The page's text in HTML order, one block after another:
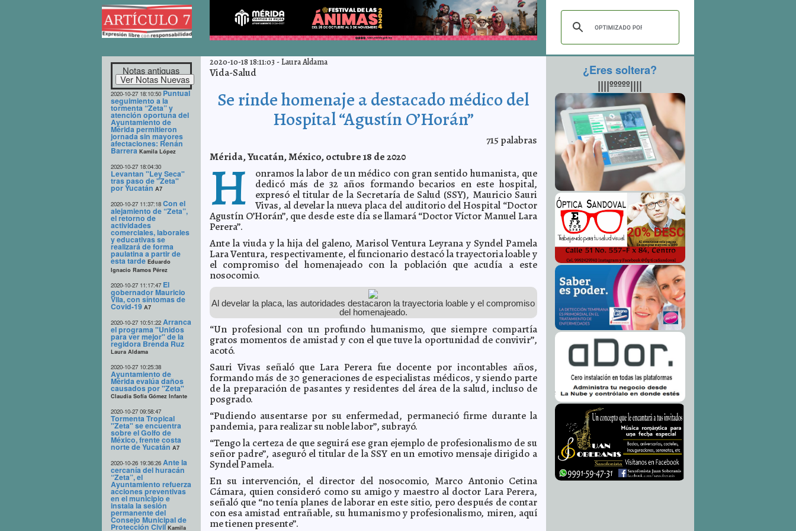
Notas antiguas
2020-10-27 18:10:50 Puntual
seguimiento a la
tormenta “Zeta” y
atención oportuna del
Ayuntamiento de
Mérida permitieron
jornada sin mayores
afectaciones: Renán
Barrera Kamila López
2020-10-27 18:04:30
Levantan "Ley Seca"
tras paso de "Zeta"
por Yucatán A7
2020-10-27 11:37:18 Con el
alejamiento de “Zeta”,
el retorno de
actividades
comerciales, laborales
y educativas se
realizará de forma
paulatina a partir de
esta tarde Eduardo
Ignacio Ramos Pérez
2020-10-27 11:17:47 El
gobernador Mauricio
Vila, con síntomas de
Covid-19 A7
2020-10-27 10:51:22 Arranca
el programa "Unidos
para ver mejor" de la
regidora Brenda Ruz
Laura Aldama
2020-10-27 10:25:38
Ayuntamiento de
Mérida evalúa daños
causados por "Zeta"
Claudia Sofía Gómez Infante
2020-10-27 09:58:47
Tormenta Tropical
"Zeta" se encuentra
sobre el Golfo de
México, frente costa
norte de Yucatán A7
2020-10-26 19:36:26 Ante la
cercanía del huracán
“Zeta”, el
Ayuntamiento refuerza
acciones preventivas
en el municipio e
instala la sesión
permanente del
Consejo Municipal de
Protección Civil Kamila
2020-10-18 18:11:03 -Laura Aldama
Vida-Salud
Se rinde homenaje a destacado médico del
Hospital “Agustín O’Horán”
715 palabras
Mérida, Yucatán, México, octubre 18 de 2020
H onramos la labor de un médico con gran sentido humanista, que
dedicó más de 32 años formando becarios en este hospital,
expresó el titular de la Secretaría de Salud (SSY), Mauricio Sauri
Vivas, al develar la nueva placa del auditorio del Hospital “Doctor
Agustín O’Horán”, que desde este día se llamará “Doctor Víctor Manuel Lara
Perera”.
Ante la viuda y la hija del galeno, Marisol Ventura Leyrana y Syndel Pamela
Lara Ventura, respectivamente, el funcionario destacó la trayectoria loable y
el compromiso del homenajeado con la población que acudía a este
nosocomio.
Al develar la placa, las autoridades destacaron la trayectoria loable y el compromiso
del homenajeado.
“Un profesional con un profundo humanismo, que siempre compartía
gratos momentos de amistad y con el que tuve la oportunidad de convivir”,
acotó.
Sauri Vivas señaló que Lara Perera fue docente por incontables años,
formando más de 30 generaciones de especialistas médicos, y siendo parte
de la preparación de pasantes y residentes del área de la salud, incluso de
posgrado.
“Pudiendo ausentarse por su enfermedad, permaneció firme durante la
pandemia, para realizar su noble labor”, subrayó.
“Tengo la certeza de que seguirá ese gran ejemplo de profesionalismo de su
señor padre”, aseguró el titular de la SSY en un emotivo mensaje dirigido a
Syndel Pamela.
En su intervención, el director del nosocomio, Marco Antonio Cetina
Cámara, quien consideró como su amigo y maestro al doctor Lara Perera,
señaló que “no tenía planes de laborar en este sitio, pero después de contar
con esa amistad entrañable, su humanismo y profesionalismo, miren, aquí
me tienen presente”.
¿Eres soltera?
||||ººººº||||